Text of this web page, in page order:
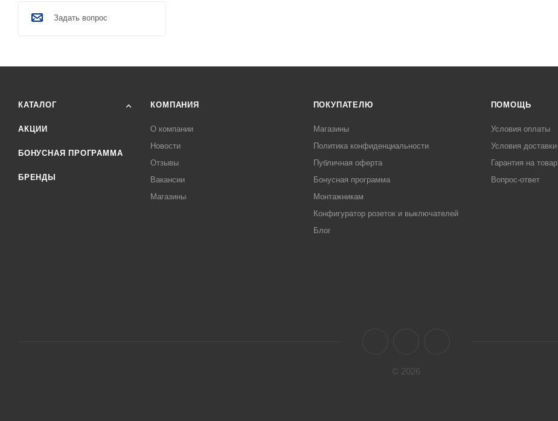
Задать вопрос
КАТАЛОГ
АКЦИИ
БОНУСНАЯ ПРОГРАММА
БРЕНДЫ
КОМПАНИЯ
О компании
Новости
Отзывы
Вакансии
Магазины
ПОКУПАТЕЛЮ
Магазины
Политика конфиденциальности
Публичная оферта
Бонусная программа
Монтажникам
Конфигуратор розеток и выключателей
Блог
ПОМОЩЬ
Условия оплаты
Условия доставки
Гарантия на товар
Вопрос-ответ
© 2026